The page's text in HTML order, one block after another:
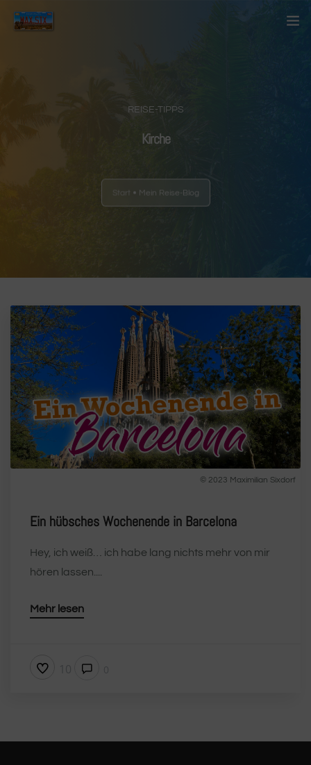
REISE-TIPPS
Kirche
Start Mein Reise-Blog
© 2023 Maximilian Sixdorf
Ein hübsches Wochenende in Barcelona
Hey, ich weiß… ich habe lang nichts mehr von mir
hören lassen....
Mehr lesen